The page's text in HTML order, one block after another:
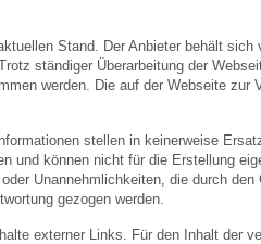
Stand. Der Anbieter behält sich
ständiger Überarbeitung der
werden. Die auf der Webseite zur
stellen in keinerweise
und können nicht für die Erstellung
Unannehmlichkeiten, die durch
gezogen werden.
externer Links. Für den Inhalt der